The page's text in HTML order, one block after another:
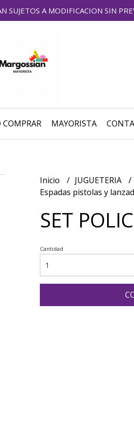
SUJETOS A MODIFICACION SIN
MAYORISTA
Inicio
JUGUETERIA
Espadas pistolas y
SET
Cantidad